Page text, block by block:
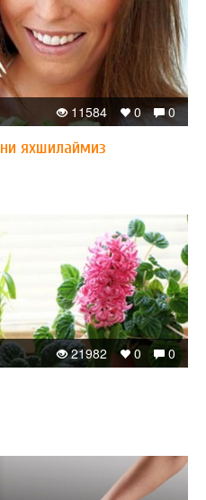
0
0
11584
яхшилаймиз
0
0
21982